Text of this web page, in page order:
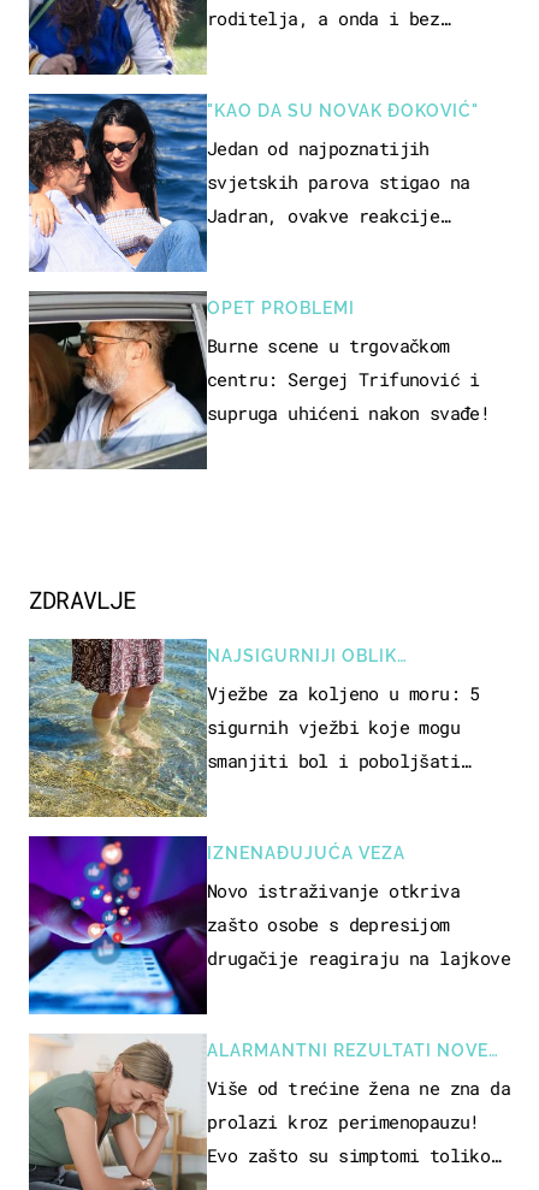
roditelja, a onda i bez
"KAO DA SU NOVAK ĐOKOVIĆ"
Jedan od najpoznatijih
svjetskih parova stigao na
Jadran, ovakve reakcije
OPET PROBLEMI
Burne scene u trgovačkom
centru: Sergej Trifunović i
supruga uhićeni nakon svađe!
ZDRAVLJE
NAJSIGURNIJI OBLIK
REKREACIJE
Vježbe za koljeno u moru: 5
sigurnih vježbi koje mogu
smanjiti bol i poboljšati
IZNENAĐUJUĆA VEZA
Novo istraživanje otkriva
zašto osobe s depresijom
drugačije reagiraju na lajkove
ALARMANTNI REZULTATI NOVE
STUDIJE
Više od trećine žena ne zna da
prolazi kroz perimenopauzu!
Evo zašto su simptomi toliko